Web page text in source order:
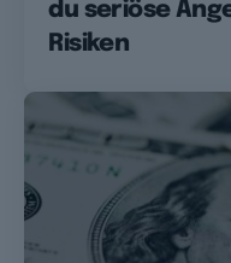
du seriöse
Risiken